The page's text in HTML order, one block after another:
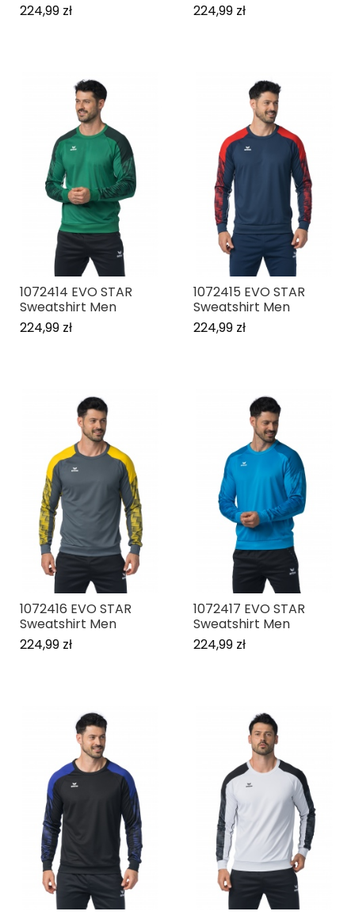
224,99 zł
224,99 zł
1072414 EVO STAR
Sweatshirt Men
224,99 zł
1072415 EVO STAR
Sweatshirt Men
224,99 zł
1072416 EVO STAR
Sweatshirt Men
224,99 zł
1072417 EVO STAR
Sweatshirt Men
224,99 zł